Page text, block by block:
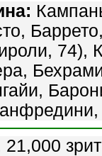
74),
21,000